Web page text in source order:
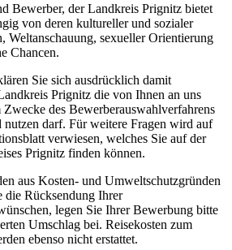
Bewerber, der Landkreis Prignitz bietet
von deren kultureller und sozialer
sexueller Orientierung
Chancen.
Sie sich ausdrücklich damit
Prignitz die von Ihnen an uns
des Bewerberauswahlverfahrens
nutzen darf. Für weitere Fragen wird auf
verwiesen, welches Sie auf der
Prignitz finden können.
aus Kosten- und Umweltschutzgründen
die Rücksendung Ihrer
legen Sie Ihrer Bewerbung bitte
Umschlag bei. Reisekosten zum
ebenso nicht erstattet.